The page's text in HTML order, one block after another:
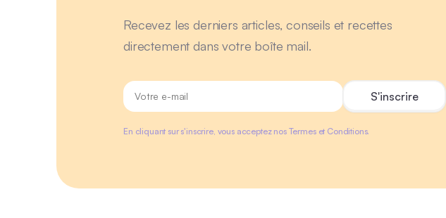
Recevez les derniers articles, conseils et recettes
directement dans votre boîte mail.
En cliquant sur s'inscrire, vous acceptez nos Termes et Conditions.